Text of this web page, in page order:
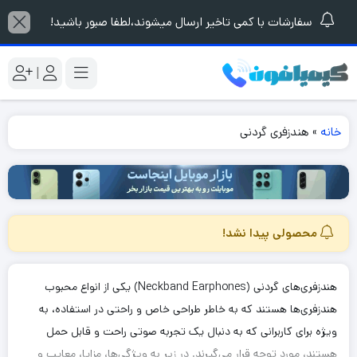
سفارشات با کمی تاخیر ارسال میشوند،لطفا صبور باشید!
|
خانه » هندزفری گردنی
محصولی پیدا نشد!
هندزفری‌های گردنی (Neckband Earphones) یکی از انواع محبوب
هندزفری‌ها هستند که به خاطر طراحی خاص و راحتی در استفاده، به
ویژه برای کاربرانی که به دنبال یک تجربه صوتی راحت و قابل حمل